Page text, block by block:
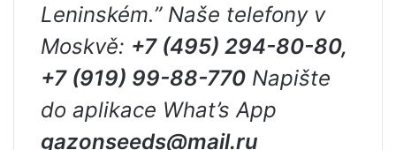
Leninském.”Naše telefony v
Moskvě: +7 (495) 294-80-80,
+7 (919) 99-88-770 Napište
do aplikace What’s App
gazonseeds@mail.ru